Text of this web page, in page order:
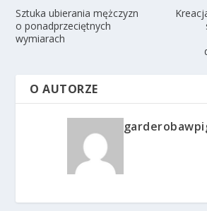
Sztuka ubierania mężczyzn
o ponadprzeciętnych
wymiarach
O AUTORZE